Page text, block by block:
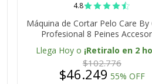
4.8
Máquina de Cortar Pelo Care By
Profesional 8 Peines
Llega Hoy o ¡Retiralo en 2
$102.776
$46.249 55% OFF